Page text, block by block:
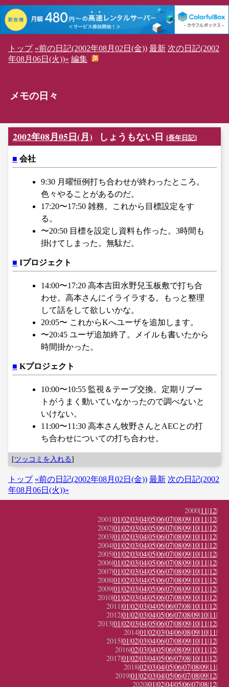
トップ «前の日記(2002年08月02日(金)) 最新 次の日記(2002
年08月06日(火))» 編集
メモの日々
2002年08月05日(月) しょうもない日 [長年日記]
■ 会社
9:30 月曜恒例打ち合わせが終わったところ。
色々やることがあるのだ。
17:20〜17:50 雑務。これから目標設定をす
る。
〜20:50 目標を設定し資料も作った。3時間も
掛けてしまった。無駄だ。
■ Iプロジェクト
14:00〜17:20 高本吉田水野兒玉板敷で打ち合
わせ。高本さんにイライラする。もっと整理
して話をして欲しいかな。
20:05〜 これからKへユーザを追加します。
〜20:45 ユーザ追加終了。メイルも書いたから
時間掛かった。
■ Kプロジェクト
10:00〜10:55 監視＆テープ交換。定期リブー
トがうまく動いていなかったので調べないと
いけない。
11:00〜11:30 高本さん牧野さんとAECとの打
ち合わせについての打ち合わせ。
[ツッコミを入れる]
トップ «前の日記(2002年08月02日(金)) 最新 次の日記(2002
年08月06日(火))»
2000|11|12|
2001|01|02|03|04|05|06|07|08|09|10|11|12|
2002|01|02|03|04|05|06|07|08|09|10|11|12|
2003|01|02|03|04|05|06|07|08|09|10|11|12|
2004|01|02|03|04|05|06|07|08|09|10|11|12|
2005|01|02|03|04|05|06|07|08|09|10|11|12|
2006|01|02|03|04|05|06|07|08|09|10|11|12|
2007|01|02|03|04|05|06|07|08|09|10|11|12|
2008|01|02|03|04|05|06|07|08|09|10|11|12|
2009|01|02|03|04|05|06|07|08|09|10|11|12|
2010|01|02|03|04|05|06|07|08|09|10|11|12|
2011|01|02|03|04|05|06|07|08|10|11|12|
2012|01|02|03|04|05|06|07|08|09|10|11|
2013|01|02|03|04|05|06|07|08|09|10|11|12|
2014|01|02|03|04|06|08|09|10|11|
2015|01|02|03|04|06|07|08|09|10|11|12|
2016|02|03|04|05|06|08|09|10|11|12|
2017|01|02|03|04|05|06|07|08|10|11|12|
2018|02|03|04|05|06|07|08|09|11|
2019|01|02|03|04|05|06|07|08|09|12|
2020|01|02|04|05|06|07|08|12|